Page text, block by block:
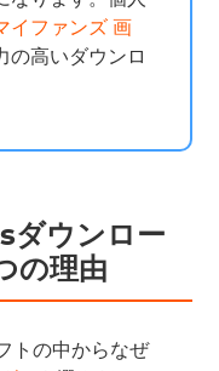
イファンズ 画
の高いダウンロ
ウンロー
の理由
トの中からなぜ